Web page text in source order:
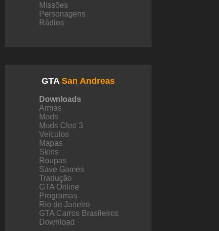
Missões
Personagens
Rádios
GTA San Andreas
Downloads
Armas
Mods
Mods Cleo 3
Veículos
Mapas
Skins
Roupas
Save Games
Tradução
GTA Online
Programas
Rio de Janeiro
GTA Carros Brasileiros
Download